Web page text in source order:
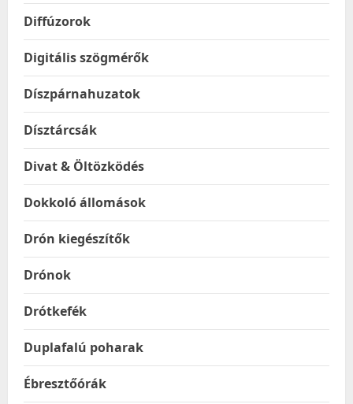
Diffúzorok
Digitális szögmérők
Díszpárnahuzatok
Dísztárcsák
Divat & Öltözködés
Dokkoló állomások
Drón kiegészítők
Drónok
Drótkefék
Duplafalú poharak
Ébresztőórák